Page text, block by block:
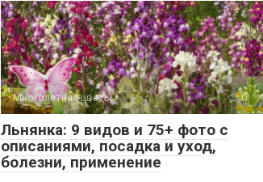
Многолетние цветы 0
Льнянка: 9 видов и 75+ фото с
описаниями, посадка и уход,
болезни, применение